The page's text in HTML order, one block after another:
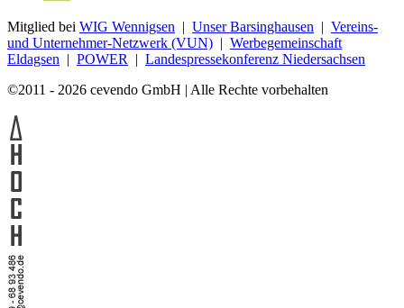
Mitglied bei WIG Wennigsen | Unser Barsinghausen | Vereins-
und Unternehmer-Netzwerk (VUN) | Werbegemeinschaft
Eldagsen | POWER | Landespressekonferenz Niedersachsen
©2011 - 2026 cevendo GmbH | Alle Rechte vorbehalten